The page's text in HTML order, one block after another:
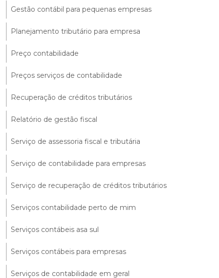
Gestão contábil para pequenas empresas
Planejamento tributário para empresa
Preço contabilidade
Preços serviços de contabilidade
Recuperação de créditos tributários
Relatório de gestão fiscal
Serviço de assessoria fiscal e tributária
Serviço de contabilidade para empresas
Serviço de recuperação de créditos tributários
Serviços contabilidade perto de mim
Serviços contábeis asa sul
Serviços contábeis para empresas
Serviços de contabilidade em geral